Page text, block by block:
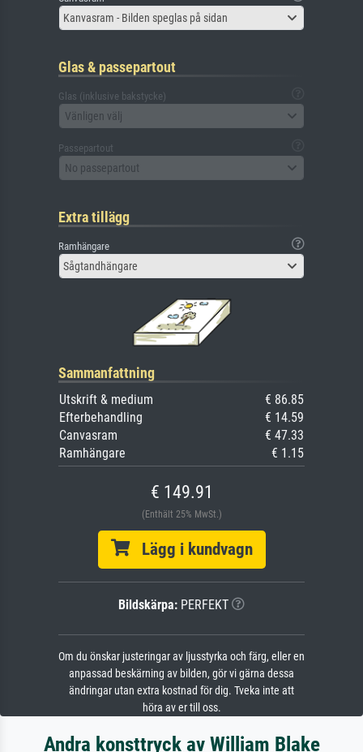
Kanvasram - Bilden speglas på sidan
Glas & passepartout
Glas (inklusive bakstycke)
Vänligen välj
Passepartout
No passepartout
Extra tillägg
Ramhängare
Sågtandhängare
Sammanfattning
Utskrift & medium
€ 86.85
Efterbehandling
€ 14.59
Canvasram
€ 47.33
Ramhängare
€ 1.15
€ 149.91
(Enthält 25% MwSt.)
Lägg i kundvagn
Bildskärpa: PERFEKT
Om du önskar justeringar av ljusstyrka och färg, eller en
anpassad beskärning av bilden, gör vi gärna dessa
ändringar utan extra kostnad för dig. Tveka inte att
höra av er till oss.
Andra konsttryck av William Blake